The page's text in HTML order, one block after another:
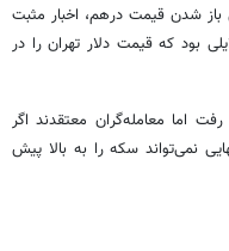
شدن قیمت درهم، اخبار مثبت
بود که قیمت دلار تهران را در
طلا تا ۱۲ میلیون بالا رفت اما معامله‌گران معتقدند اگر
نمی‌تواند سکه را به بالا پیش